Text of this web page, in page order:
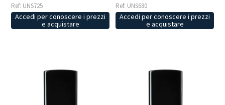
Ref: UNS725
Accedi per conoscere i prezzi
e acquistare
Ref: UNS680
Accedi per conoscere i prezzi
e acquistare